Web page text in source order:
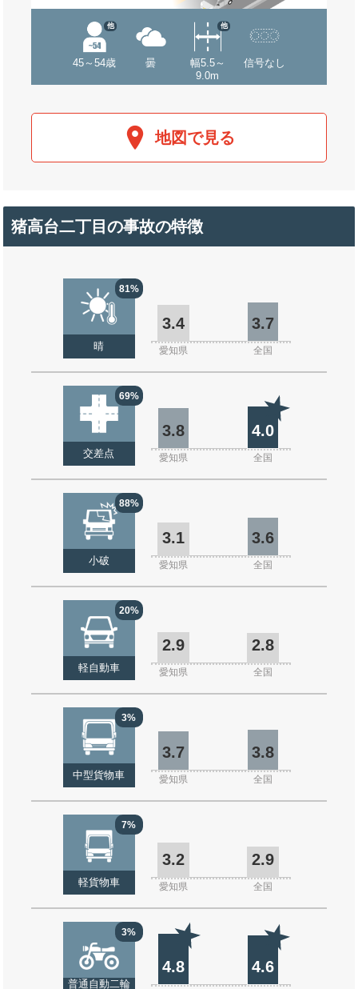
45～54歳
他
曇
幅5.5～
9.0m
他
信号なし
地図で見る
猪高台二丁目の事故の特徴
81%
晴
3.4 3.7
愛知県 全国
69%
交差点
3.8 4.0
愛知県 全国
88%
小破
3.1 3.6
愛知県 全国
20%
軽自動車
2.9 2.8
愛知県 全国
3%
中型貨物車
3.7 3.8
愛知県 全国
7%
軽貨物車
3.2 2.9
愛知県 全国
3%
普通自動二輪
4.8 4.6